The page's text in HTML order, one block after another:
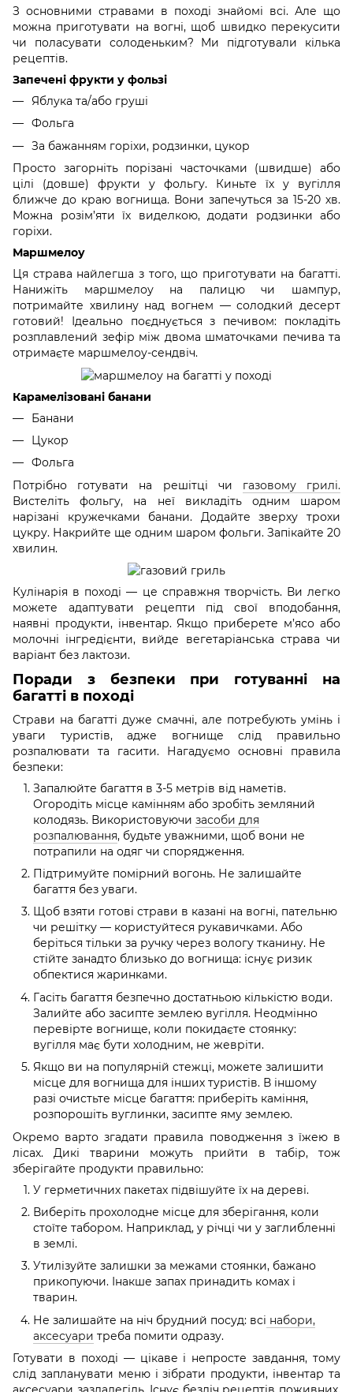
З основними стравами в поході знайомі всі. Але що
можна приготувати на вогні, щоб швидко перекусити
чи поласувати солоденьким? Ми підготували кілька
рецептів.
Запечені фрукти у фользі
Яблука та/або груші
Фольга
За бажанням горіхи, родзинки, цукор
Просто загорніть порізані часточками (швидше) або
цілі (довше) фрукти у фольгу. Киньте їх у вугілля
ближче до краю вогнища. Вони запечуться за 15-20 хв.
Можна розім’яти їх виделкою, додати родзинки або
горіхи.
Маршмелоу
Ця страва найлегша з того, що приготувати на багатті.
Нанижіть маршмелоу на палицю чи шампур,
потримайте хвилину над вогнем — солодкий десерт
готовий! Ідеально поєднується з печивом: покладіть
розплавлений зефір між двома шматочками печива та
отримаєте маршмелоу-сендвіч.
Карамелізовані банани
Банани
Цукор
Фольга
Потрібно готувати на решітці чи газовому грилі.
Вистеліть фольгу, на неї викладіть одним шаром
нарізані кружечками банани. Додайте зверху трохи
цукру. Накрийте ще одним шаром фольги. Запікайте 20
хвилин.
Кулінарія в поході — це справжня творчість. Ви легко
можете адаптувати рецепти під свої вподобання,
наявні продукти, інвентар. Якщо приберете м’ясо або
молочні інгредієнти, вийде вегетаріанська страва чи
варіант без лактози.
Поради з безпеки при готуванні на
багатті в поході
Страви на багатті дуже смачні, але потребують умінь і
уваги туристів, адже вогнище слід правильно
розпалювати та гасити. Нагадуємо основні правила
безпеки:
Запалюйте багаття в 3-5 метрів від наметів.
Огородіть місце камінням або зробіть земляний
колодязь. Використовуючи засоби для
розпалювання, будьте уважними, щоб вони не
потрапили на одяг чи спорядження.
Підтримуйте помірний вогонь. Не залишайте
багаття без уваги.
Щоб взяти готові страви в казані на вогні, пательню
чи решітку — користуйтеся рукавичками. Або
беріться тільки за ручку через вологу тканину. Не
стійте занадто близько до вогнища: існує ризик
обпектися жаринками.
Гасіть багаття безпечно достатньою кількістю води.
Залийте або засипте землею вугілля. Неодмінно
перевірте вогнище, коли покидаєте стоянку:
вугілля має бути холодним, не жевріти.
Якщо ви на популярній стежці, можете залишити
місце для вогнища для інших туристів. В іншому
разі очистьте місце багаття: приберіть каміння,
розпорошіть вуглинки, засипте яму землею.
Окремо варто згадати правила поводження з їжею в
лісах. Дикі тварини можуть прийти в табір, тож
зберігайте продукти правильно:
У герметичних пакетах підвішуйте їх на дереві.
Виберіть прохолодне місце для зберігання, коли
стоїте табором. Наприклад, у річці чи у заглибленні
в землі.
Утилізуйте залишки за межами стоянки, бажано
прикопуючи. Інакше запах принадить комах і
тварин.
Не залишайте на ніч брудний посуд: всі набори,
аксесуари треба помити одразу.
Готувати в поході — цікаве і непросте завдання, тому
слід запланувати меню і зібрати продукти, інвентар та